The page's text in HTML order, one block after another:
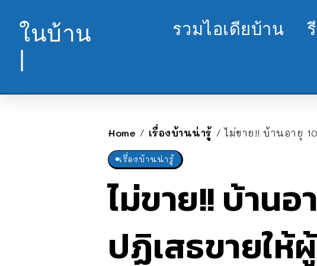
ในบ้าน
|
รวมไอเดียบ้าน
Home / เรื่องบ้านน่ารู้ / ไม่ขาย!! บ้านอายุ
เรื่องบ้านน่ารู้
ไม่ขาย!! บ้าน
ปฏิเสธขายใ